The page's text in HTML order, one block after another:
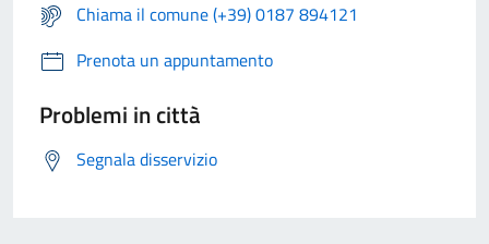
Chiama il comune (+39) 0187 894121
Prenota un appuntamento
Problemi in città
Segnala disservizio